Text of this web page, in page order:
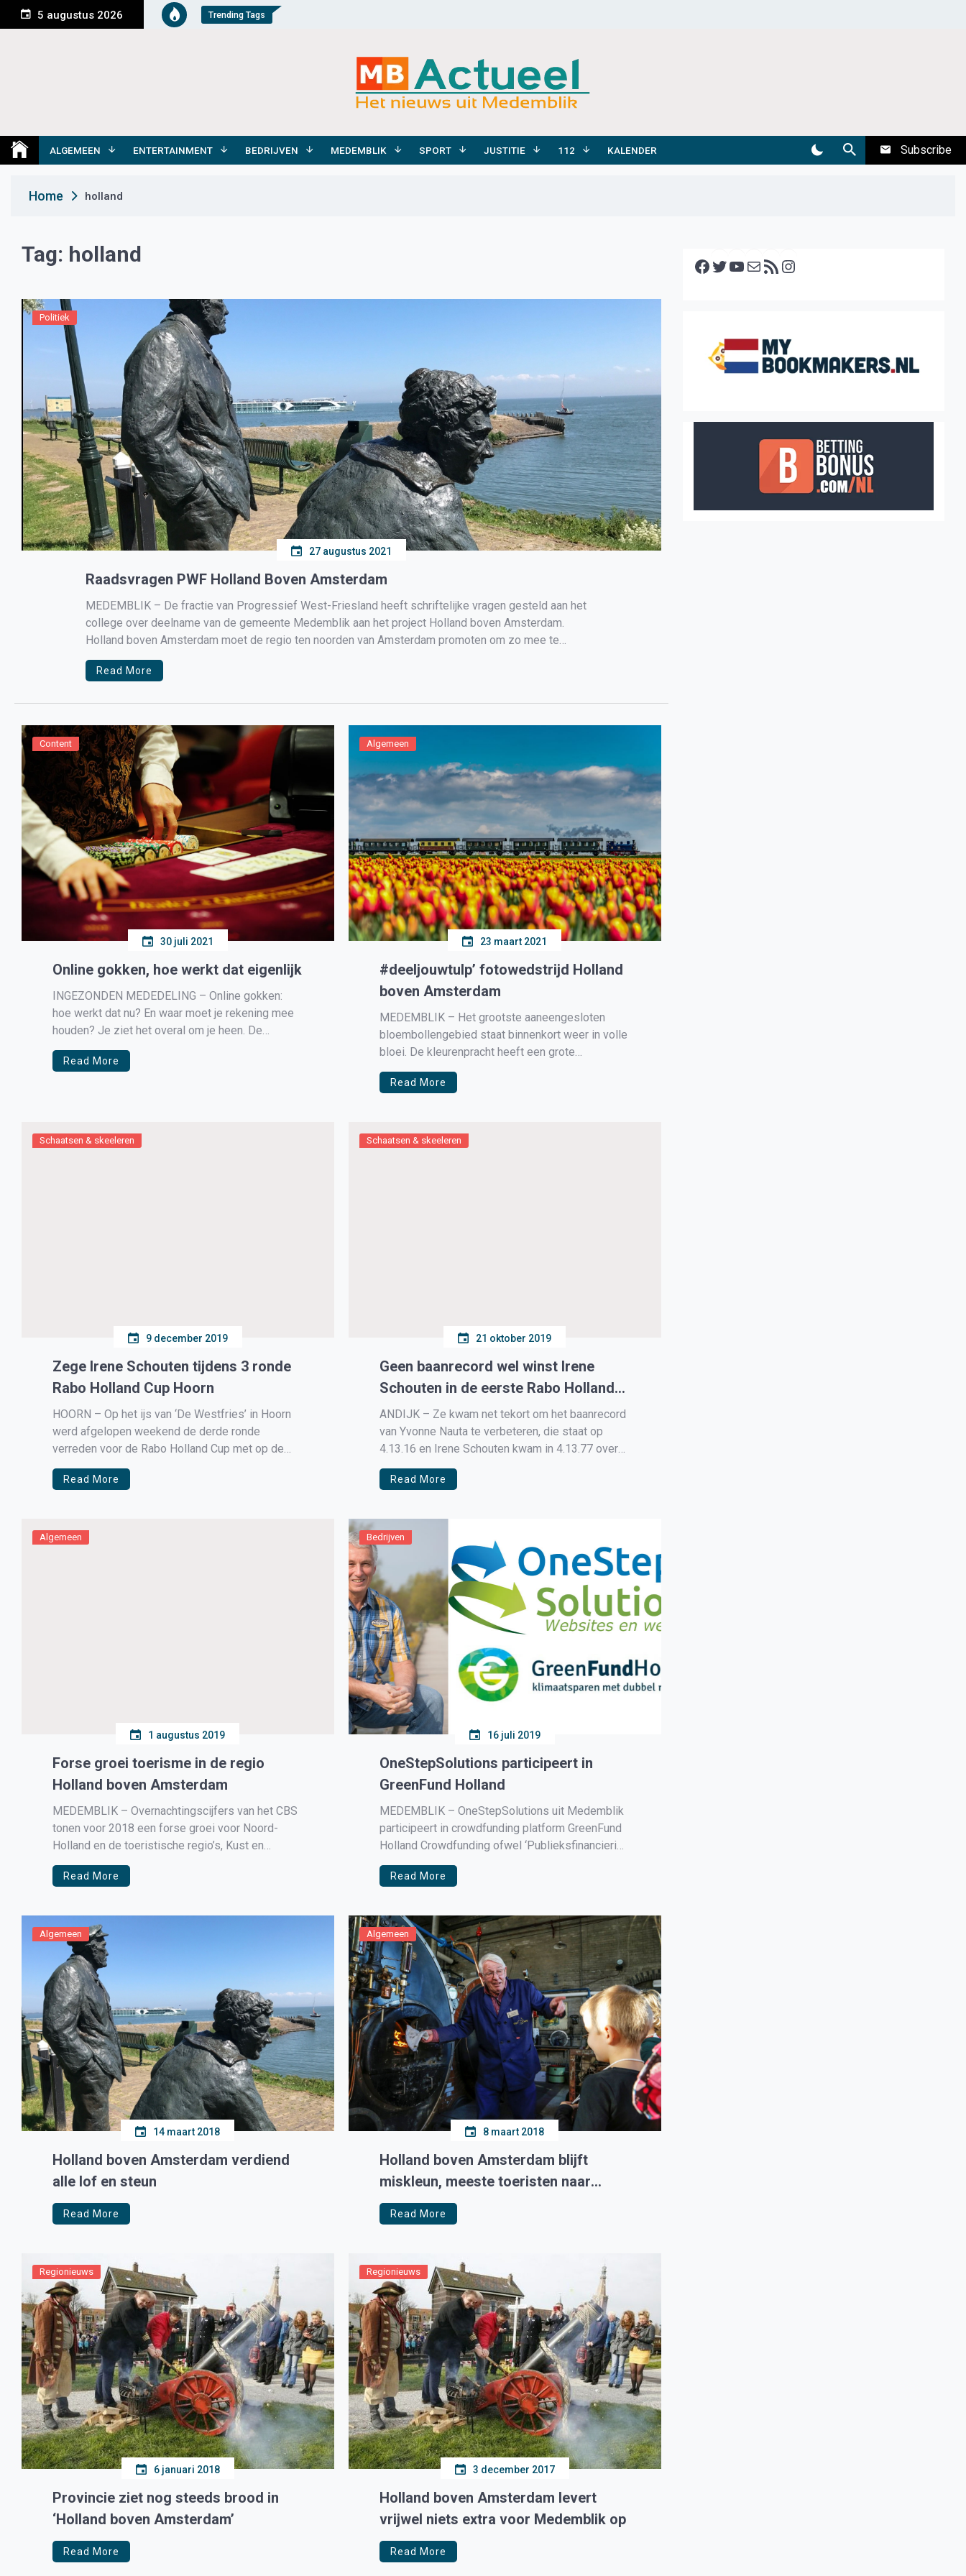
n
e
5 augustus 2026 Trending Tags
Medemblik Actueel
ALGEMEEN ENTERTAINMENT BEDRIJVEN MEDEMBLIK SPORT JUSTITIE 112 KALENDER Subscribe
Home holland
Tag: holland
Politiek
27 augustus 2021
Raadsvragen PWF Holland Boven Amsterdam
MEDEMBLIK – De fractie van Progressief West-Friesland heeft schriftelijke vragen gesteld aan het
college over deelname van de gemeente Medemblik aan het project Holland boven Amsterdam.
Holland boven Amsterdam moet de regio ten noorden van Amsterdam promoten om zo mee te
kunnen delen in de grote aantrekkingskracht van Amsterdam op […]
Read More
Content
30 juli 2021
Online gokken, hoe werkt dat eigenlijk
INGEZONDEN MEDEDELING – Online gokken:
hoe werkt dat nu? En waar moet je rekening mee
houden? Je ziet het overal om je heen. De
flikkerende, felle uitnodigende advertenties van
casino’s. Het ziet er leuk uit en het lijkt erg
Read More
Algemeen
23 maart 2021
#deeljouwtulp’ fotowedstrijd Holland
boven Amsterdam
MEDEMBLIK – Het grootste aaneengesloten
bloembollengebied staat binnenkort weer in volle
bloei. De kleurenpracht heeft een grote
aantrekkingskracht voor bezoekers uit binnen- en
buitenland. Dit jaar moeten de tulpen en andere
boven Amsterdam nodigt om deze […]
Read More
Schaatsen & skeeleren
9 december 2019
Zege Irene Schouten tijdens 3 ronde
Rabo Holland Cup Hoorn
HOORN – Op het ijs van ‘De Westfries’ in Hoorn
werd afgelopen weekend de derde ronde
verreden voor de Rabo Holland Cup met op de
afsluitende zondag o.a. de 3000 meter bij de
dames waar Irene Schouten haar opwachting
Read More
Schaatsen & skeeleren
21 oktober 2019
Geen baanrecord wel winst Irene
Schouten in de eerste Rabo Holland
Cup
ANDIJK – Ze kwam net tekort om het baanrecord
van Yvonne Nauta te verbeteren, die staat op
4.13.16 en Irene Schouten kwam in 4.13.77 over
de finish tijdens de eerste Rabo Holland Cup op
de ijsbaan in Deventer.
Read More
Algemeen
1 augustus 2019
Forse groei toerisme in de regio
Holland boven Amsterdam
MEDEMBLIK – Overnachtingscijfers van het CBS
tonen voor 2018 een forse groei voor Noord-
Holland en de toeristische regio’s, Kust en
Watersportgebieden.
Read More
Bedrijven
16 juli 2019
OneStepSolutions participeert in
GreenFund Holland
MEDEMBLIK – OneStepSolutions uit Medemblik
participeert in crowdfunding platform GreenFund
Holland Crowdfunding ofwel ‘Publieksfinanciering
‘ is inmiddels niet meer weg te denken in de
financiële wereld.
Read More
Algemeen
14 maart 2018
Holland boven Amsterdam verdiend
alle lof en steun
Read More
Algemeen
8 maart 2018
Holland boven Amsterdam blijft
miskleun, meeste toeristen naar
Amsterdam en Volendam
Read More
Regionieuws
6 januari 2018
Provincie ziet nog steeds brood in
‘Holland boven Amsterdam’
Read More
Regionieuws
3 december 2017
Holland boven Amsterdam levert
vrijwel niets extra voor Medemblik op
Read More
Facebook Twitter YouTube E-mail RSS feed